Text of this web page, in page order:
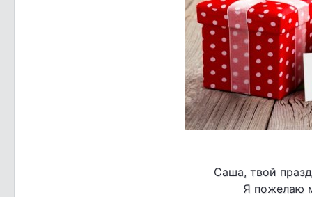
Саша, твой
Я пожелаю